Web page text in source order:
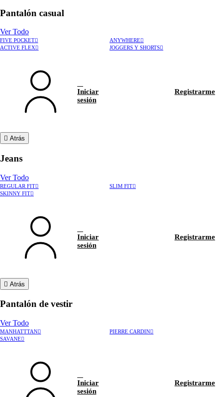
Pantalón casual
Ver Todo
FIVE POCKET
ANYWHERE
ACTIVE FLEX
JOGGERS Y SHORTS
Iniciar
sesión
Registrarme
Atrás
Jeans
Ver Todo
REGULAR FIT
SLIM FIT
SKINNY FIT
Iniciar
sesión
Registrarme
Atrás
Pantalón de vestir
Ver Todo
MANHATTTAN
PIERRE CARDIN
SAVANE
Iniciar
sesión
Registrarme
Hablar con asesor